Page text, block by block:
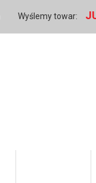
Wyślemy towar: